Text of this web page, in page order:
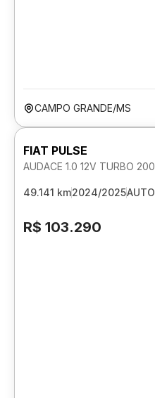
CAMPO GRANDE/MS
FIAT PULSE
AUDACE 1.0 12V TURBO
49.141 km2024/2025
R$ 103.290